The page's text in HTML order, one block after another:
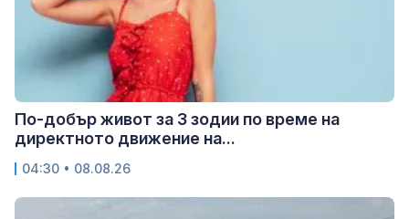
По-добър живот за 3 зодии по време на
директното движение на...
04:30 • 08.08.26